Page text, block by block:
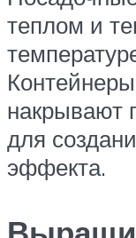
теплом и
накрывают
для
эффекта.